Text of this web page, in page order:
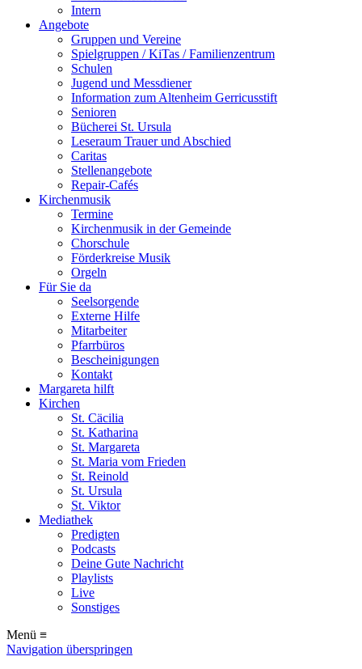
Intern
Angebote
Gruppen und Vereine
Spielgruppen / KiTas / Familienzentrum
Schulen
Jugend und Messdiener
Information zum Altenheim Gerricusstift
Senioren
Bücherei St. Ursula
Leseraum Trauer und Abschied
Caritas
Stellenangebote
Repair-Cafés
Kirchenmusik
Termine
Kirchenmusik in der Gemeinde
Chorschule
Förderkreise Musik
Orgeln
Für Sie da
Seelsorgende
Externe Hilfe
Mitarbeiter
Pfarrbüros
Bescheinigungen
Kontakt
Margareta hilft
Kirchen
St. Cäcilia
St. Katharina
St. Margareta
St. Maria vom Frieden
St. Reinold
St. Ursula
St. Viktor
Mediathek
Predigten
Podcasts
Deine Gute Nachricht
Playlists
Live
Sonstiges
Menü ≡
Navigation überspringen